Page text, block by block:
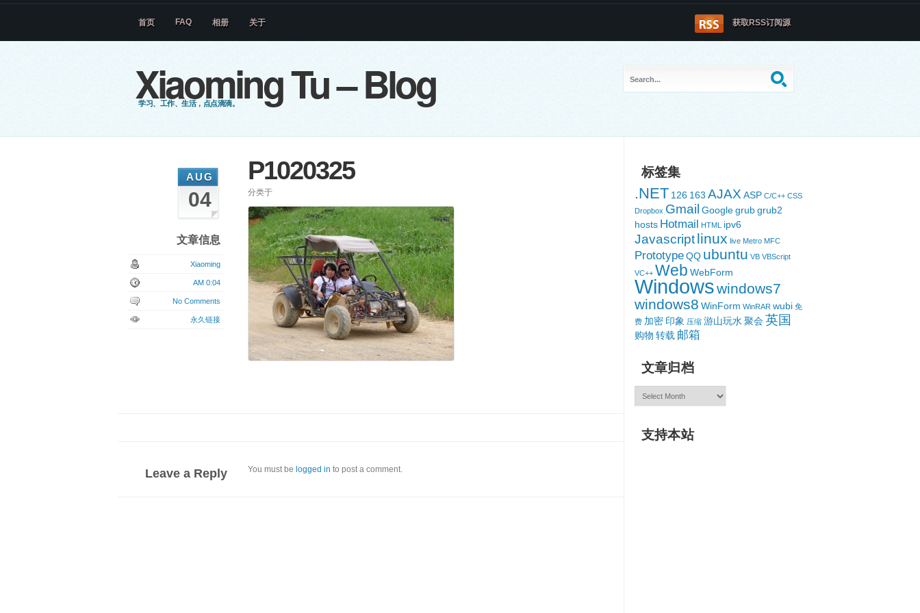
Xiaoming Tu – Blog
学习、工作、生活，点点滴滴。
首页 FAQ 相册 关于 获取RSS订阅源
P1020325
分类于
AUG
04
文章信息
Xiaoming
AM 0:04
No Comments
永久链接
Leave a Reply You must be logged in to post a comment.
标签集
.NET 126 163 AJAX ASP C/C++ CSS
Dropbox Gmail Googlegrubgrub2
hosts Hotmail HTML ipv6
Javascriptlinux live Metro MFC
PrototypeQQ ubuntu VB VBScript
VC++ Web WebForm
Windowswindows7
windows8 WinForm WinRAR wubi 免
费 加密 印象 压缩 游山玩水 聚会英国
购物 转载 邮箱
文章归档
文
支持本站